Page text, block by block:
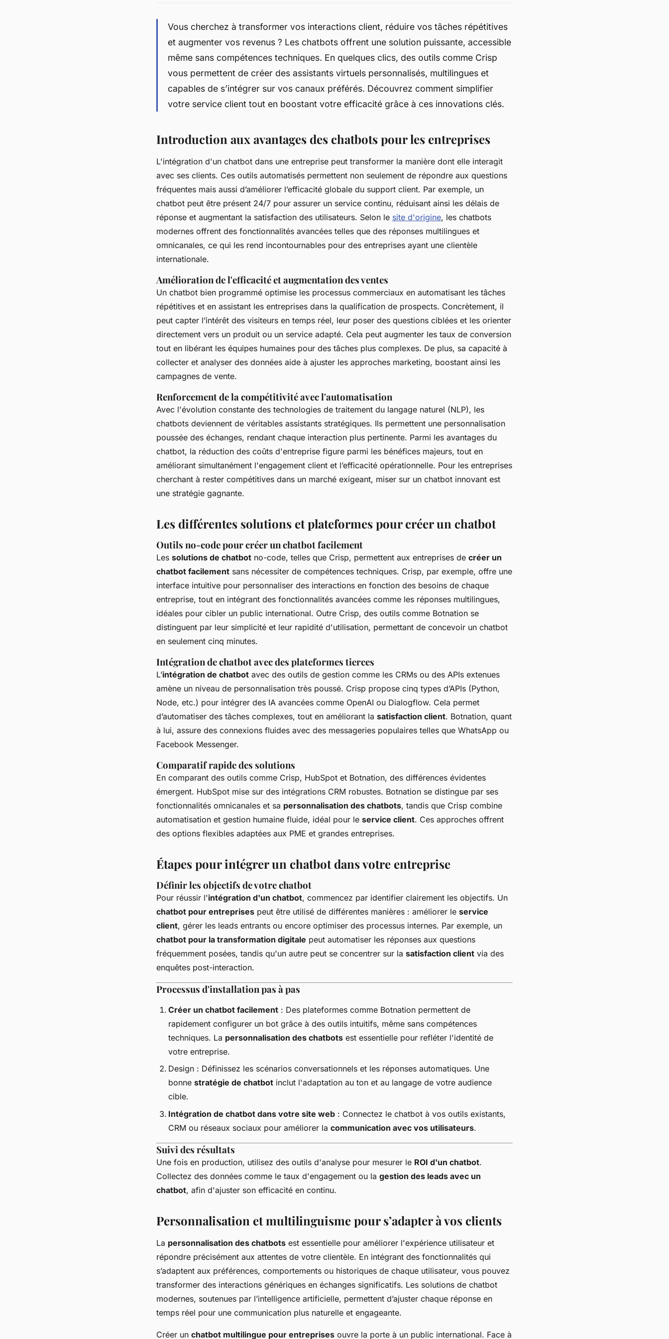
Vous cherchez à transformer vos interactions client, réduire vos tâches répétitives
et augmenter vos revenus ? Les chatbots offrent une solution puissante, accessible
même sans compétences techniques. En quelques clics, des outils comme Crisp
vous permettent de créer des assistants virtuels personnalisés, multilingues et
capables de s’intégrer sur vos canaux préférés. Découvrez comment simplifier
votre service client tout en boostant votre efficacité grâce à ces innovations clés.
Introduction aux avantages des chatbots pour les entreprises
L'intégration d'un chatbot dans une entreprise peut transformer la manière dont elle interagit
avec ses clients. Ces outils automatisés permettent non seulement de répondre aux questions
fréquentes mais aussi d’améliorer l’efficacité globale du support client. Par exemple, un
chatbot peut être présent 24/7 pour assurer un service continu, réduisant ainsi les délais de
réponse et augmentant la satisfaction des utilisateurs. Selon le site d'origine, les chatbots
modernes offrent des fonctionnalités avancées telles que des réponses multilingues et
omnicanales, ce qui les rend incontournables pour des entreprises ayant une clientèle
internationale.
Amélioration de l'efficacité et augmentation des ventes
Un chatbot bien programmé optimise les processus commerciaux en automatisant les tâches
répétitives et en assistant les entreprises dans la qualification de prospects. Concrètement, il
peut capter l’intérêt des visiteurs en temps réel, leur poser des questions ciblées et les orienter
directement vers un produit ou un service adapté. Cela peut augmenter les taux de conversion
tout en libérant les équipes humaines pour des tâches plus complexes. De plus, sa capacité à
collecter et analyser des données aide à ajuster les approches marketing, boostant ainsi les
campagnes de vente.
Renforcement de la compétitivité avec l'automatisation
Avec l'évolution constante des technologies de traitement du langage naturel (NLP), les
chatbots deviennent de véritables assistants stratégiques. Ils permettent une personnalisation
poussée des échanges, rendant chaque interaction plus pertinente. Parmi les avantages du
chatbot, la réduction des coûts d'entreprise figure parmi les bénéfices majeurs, tout en
améliorant simultanément l'engagement client et l’efficacité opérationnelle. Pour les entreprises
cherchant à rester compétitives dans un marché exigeant, miser sur un chatbot innovant est
une stratégie gagnante.
Les différentes solutions et plateformes pour créer un chatbot
Outils no-code pour créer un chatbot facilement
Les solutions de chatbot no-code, telles que Crisp, permettent aux entreprises de créer un
chatbot facilement sans nécessiter de compétences techniques. Crisp, par exemple, offre une
interface intuitive pour personnaliser des interactions en fonction des besoins de chaque
entreprise, tout en intégrant des fonctionnalités avancées comme les réponses multilingues,
idéales pour cibler un public international. Outre Crisp, des outils comme Botnation se
distinguent par leur simplicité et leur rapidité d'utilisation, permettant de concevoir un chatbot
en seulement cinq minutes.
Intégration de chatbot avec des plateformes tierces
L’intégration de chatbot avec des outils de gestion comme les CRMs ou des APIs extenues
amène un niveau de personnalisation très poussé. Crisp propose cinq types d’APIs (Python,
Node, etc.) pour intégrer des IA avancées comme OpenAI ou Dialogflow. Cela permet
d’automatiser des tâches complexes, tout en améliorant la satisfaction client. Botnation, quant
à lui, assure des connexions fluides avec des messageries populaires telles que WhatsApp ou
Facebook Messenger.
Comparatif rapide des solutions
En comparant des outils comme Crisp, HubSpot et Botnation, des différences évidentes
émergent. HubSpot mise sur des intégrations CRM robustes. Botnation se distingue par ses
fonctionnalités omnicanales et sa personnalisation des chatbots, tandis que Crisp combine
automatisation et gestion humaine fluide, idéal pour le service client. Ces approches offrent
des options flexibles adaptées aux PME et grandes entreprises.
Étapes pour intégrer un chatbot dans votre entreprise
Définir les objectifs de votre chatbot
Pour réussir l'intégration d'un chatbot, commencez par identifier clairement les objectifs. Un
chatbot pour entreprises peut être utilisé de différentes manières : améliorer le service
client, gérer les leads entrants ou encore optimiser des processus internes. Par exemple, un
chatbot pour la transformation digitale peut automatiser les réponses aux questions
fréquemment posées, tandis qu'un autre peut se concentrer sur la satisfaction client via des
enquêtes post-interaction.
Processus d'installation pas à pas
Créer un chatbot facilement : Des plateformes comme Botnation permettent de
rapidement configurer un bot grâce à des outils intuitifs, même sans compétences
techniques. La personnalisation des chatbots est essentielle pour refléter l'identité de
votre entreprise.
Design : Définissez les scénarios conversationnels et les réponses automatiques. Une
bonne stratégie de chatbot inclut l'adaptation au ton et au langage de votre audience
cible.
Intégration de chatbot dans votre site web : Connectez le chatbot à vos outils existants,
CRM ou réseaux sociaux pour améliorer la communication avec vos utilisateurs.
Suivi des résultats
Une fois en production, utilisez des outils d'analyse pour mesurer le ROI d'un chatbot.
Collectez des données comme le taux d'engagement ou la gestion des leads avec un
chatbot, afin d'ajuster son efficacité en continu.
Personnalisation et multilinguisme pour s’adapter à vos clients
La personnalisation des chatbots est essentielle pour améliorer l'expérience utilisateur et
répondre précisément aux attentes de votre clientèle. En intégrant des fonctionnalités qui
s’adaptent aux préférences, comportements ou historiques de chaque utilisateur, vous pouvez
transformer des interactions génériques en échanges significatifs. Les solutions de chatbot
modernes, soutenues par l’intelligence artificielle, permettent d’ajuster chaque réponse en
temps réel pour une communication plus naturelle et engageante.
Créer un chatbot multilingue pour entreprises ouvre la porte à un public international. Face à